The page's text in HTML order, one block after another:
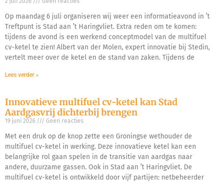
Op maandag 6 juli organiseren wij weer een informatieavond in ’t
Treftpunt is Stad aan ’t Haringvliet. Extra reden om te komen:
tijdens de avond is een werkend conceptmodel van de multifuel
cv-ketel te zien! Albert van der Molen, expert innovatie bij Stedin,
vertelt meer over de ketel en de stand van zaken. Tijdens de
Lees verder »
Innovatieve multifuel cv-ketel kan Stad
Aardgasvrij dichterbij brengen
19 juni 2026 Geen reacties
Met een druk op de knop zette een Groningse wethouder de
multifuel cv-ketel in werking. Deze innovatieve ketel kan een
belangrijke rol gaan spelen in de transitie van aardgas naar
andere, duurzame gassen. Ook in Stad aan ’t Haringvliet. De
multifuel cv-ketel is ontwikkeld door vijf partijen: netbeheerder